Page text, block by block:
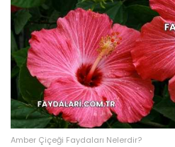
Amber Çiçeği Faydaları Nelerdir?